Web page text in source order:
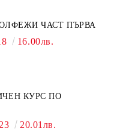
ЧАСТ ПЪРВА
16.00лв.
КУРС ПО
20.01лв.